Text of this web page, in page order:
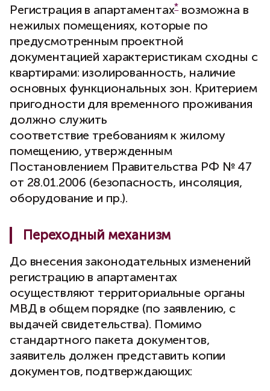
Регистрация в апартаментах*возможна в
нежилых помещениях, которые по
предусмотренным проектной
документацией характеристикам сходны с
квартирами: изолированность, наличие
основных функциональных зон. Критерием
пригодности для временного проживания
должно служить
соответствие требованиям к жилому
помещению, утвержденным
Постановлением Правительства РФ № 47
от 28.01.2006 (безопасность, инсоляция,
оборудование и пр.).
Переходный механизм
До внесения законодательных изменений
регистрацию в апартаментах
осуществляют территориальные органы
МВД в общем порядке (по заявлению, с
выдачей свидетельства). Помимо
стандартного пакета документов,
заявитель должен представить копии
документов, подтверждающих: